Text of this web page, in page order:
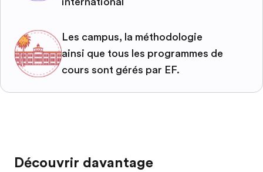
Les campus, la méthodologie
ainsi que tous les programmes de
cours sont gérés par EF.
Découvrir davantage